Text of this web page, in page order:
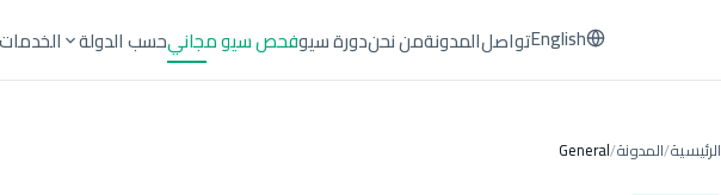
الخدمات حسب الدولةفحص سيو مجانيدورة سيومن نحنالمدونةتواصلEnglish
الرئيسية/المدونة/
General